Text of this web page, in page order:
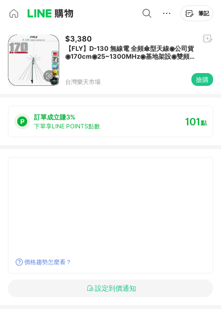
筆記
$3,380
【FLY】D-130 無線電 全頻傘型天線◉公司貨
◉170cm◉25~1300MHz◉基地架設◉雙頻
台灣樂天市場 搶購
訂單成立賺3%
下單享LINE POINTS點數 101點
價格趨勢怎麼看？
設定到價通知